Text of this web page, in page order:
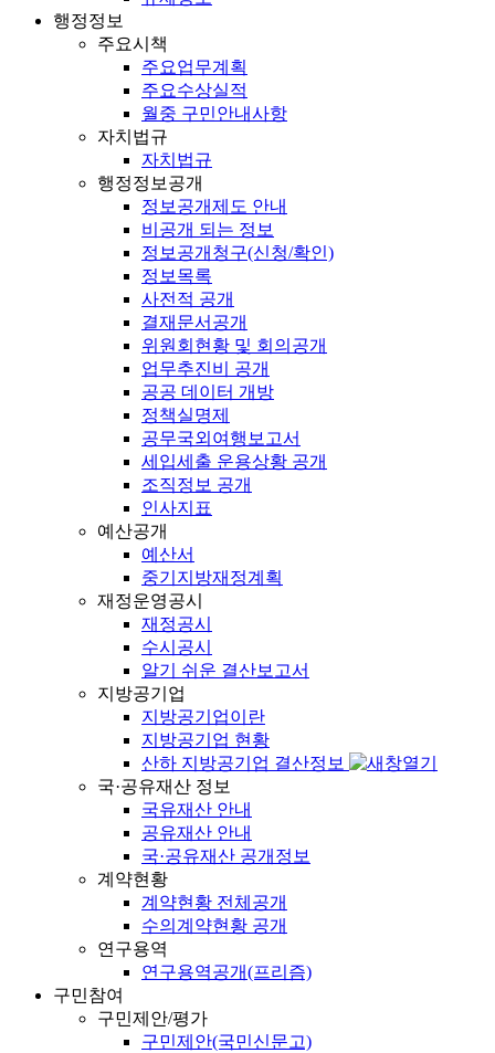
행정정보
주요시책
주요업무계획
주요수상실적
월중 구민안내사항
자치법규
자치법규
행정정보공개
정보공개제도 안내
비공개 되는 정보
정보공개청구(신청/확인)
정보목록
사전적 공개
결재문서공개
위원회현황 및 회의공개
업무추진비 공개
공공 데이터 개방
정책실명제
공무국외여행보고서
세입세출 운용상황 공개
조직정보 공개
인사지표
예산공개
예산서
중기지방재정계획
재정운영공시
재정공시
수시공시
알기 쉬운 결산보고서
지방공기업
지방공기업이란
지방공기업 현황
산하 지방공기업 결산정보
국·공유재산 정보
국유재산 안내
공유재산 안내
국·공유재산 공개정보
계약현황
계약현황 전체공개
수의계약현황 공개
연구용역
연구용역공개(프리즘)
구민참여
구민제안/평가
구민제안(국민신문고)